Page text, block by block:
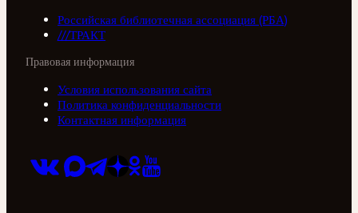
Российская библиотечная ассоциация (РБА)
///ТРАКТ
Правовая информация
Условия использования сайта
Политика конфиденциальности
Контактная информация